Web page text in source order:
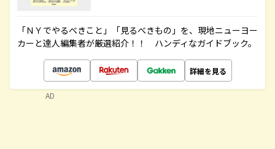
「ＮＹでやるべきこと」「見るべきもの」を、現地ニューヨー
カーと達人編集者が厳選紹介！！ ハンディなガイドブック。
詳細を見る
AD